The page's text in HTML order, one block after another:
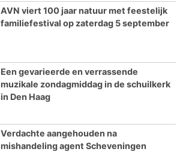
AVN viert 100 jaar natuur met feestelijk
familiefestival op zaterdag 5 september
Een gevarieerde en verrassende
muzikale zondagmiddag in de schuilkerk
in Den Haag
Verdachte aangehouden na
mishandeling agent Scheveningen